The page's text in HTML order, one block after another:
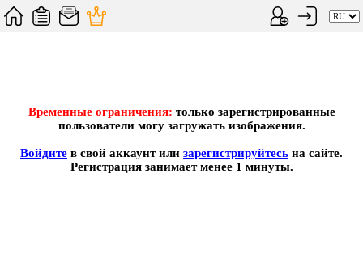
Временные ограничения: только зарегистрированные
пользователи могу загружать изображения.
Войдите в свой аккаунт или зарегистрируйтесь на сайте.
Регистрация занимает менее 1 минуты.